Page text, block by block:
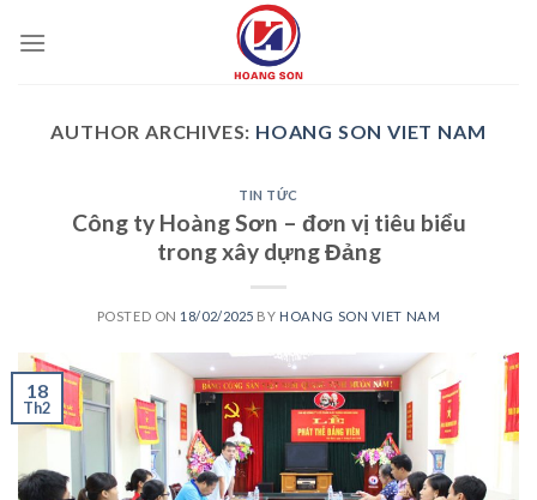
AUTHOR ARCHIVES: HOANG SON VIET NAM
TIN TỨC
Công ty Hoàng Sơn – đơn vị tiêu biểu
trong xây dựng Đảng
POSTED ON 18/02/2025 BY HOANG SON VIET NAM
18
Th2